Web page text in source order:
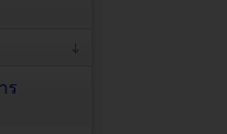
ร